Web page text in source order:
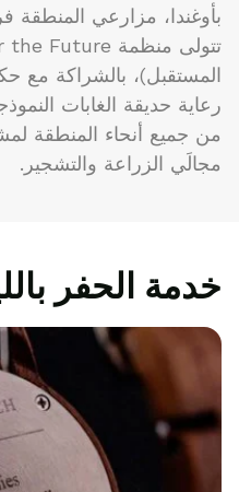
بأوغندا، مزارعي المنطقة
المستقبل)، بالشراكة مع
رعاية حديقة الغابات
من جميع أنحاء المنطقة
مجالَي الزراعة والتشجير.
خدمة الحفر